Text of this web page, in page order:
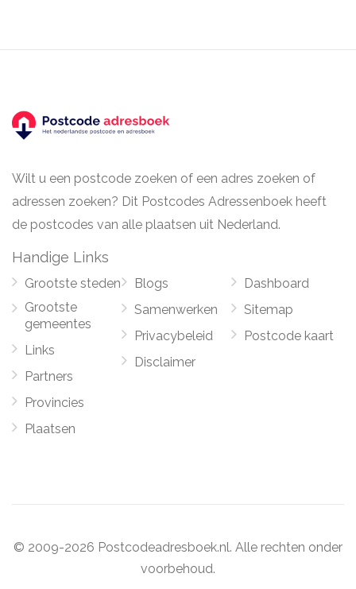
Wilt u een postcode zoeken of een adres zoeken of
adressen zoeken? Dit Postcodes Adressenboek heeft
de postcodes van alle plaatsen uit Nederland.
Handige Links
Grootste steden
Grootste
gemeentes
Links
Partners
Provincies
Plaatsen
Blogs
Samenwerken
Privacybeleid
Disclaimer
Dashboard
Sitemap
Postcode kaart
© 2009-2026 Postcodeadresboek.nl. Alle rechten onder
voorbehoud.